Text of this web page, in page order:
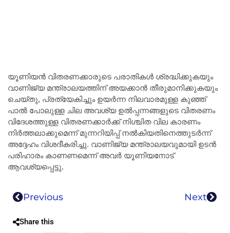
യൂണിയൻ വിതരണക്കാരുടെ പരാതികൾ ശ്രദ്ധിക്കുകയും
വാണിജ്യ മന്ത്രാലയത്തിന് അയക്കാൻ തീരുമാനിക്കുകയും
ചെയ്തു, പ്രത്യേകിച്ചും ഉയർന്ന നിലവാരമുള്ള കുഞ്ഞ്
പാൽ പോലുള്ള ചില അവശ്യ ഉൽപ്പന്നങ്ങളുടെ വിതരണം
വിദേശത്തുള്ള വിതരണക്കാർക്ക് നിശ്ചിത വില കാരണം
നിർത്തലാക്കുമെന്ന് മുന്നറിയിപ്പ് നൽകിയതിനെത്തുടർന്ന്
അദ്ദേഹം വിശദീകരിച്ചു. വാണിജ്യ മന്ത്രാലയവുമായി ഉടൻ
പരിഹാരം കാണണമെന്ന് അവർ യൂണിയനോട്
ആവശ്യപ്പെട്ടു.
Previous Next
Share this